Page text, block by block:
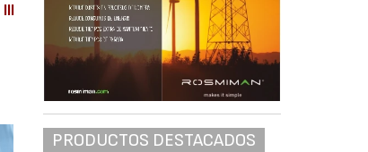
III
PRODUCTOS DESTACADOS